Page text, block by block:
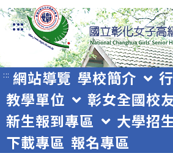
跳
轉
至
主
要
內
容
:::
::: 網站導覽 學校簡介
教學單位
彰女全國校
新生報到專區
大學招
下載專區 報名專區